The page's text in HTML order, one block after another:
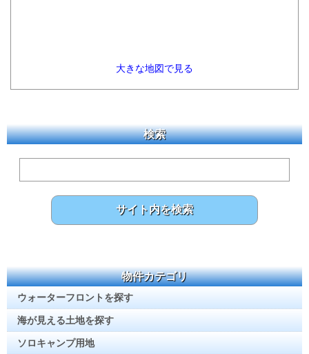
大きな地図で見る
検索
物件カテゴリ
ウォーターフロントを探す
海が見える土地を探す
ソロキャンプ用地